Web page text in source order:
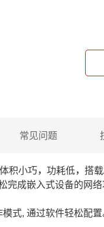
常见问题
小巧，功耗低，搭
完成嵌入式设备的网
式, 通过软件轻松配置